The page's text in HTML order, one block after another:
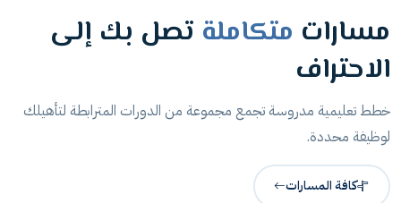
مساراتمتكاملةتصل بك إلى
الاحتراف
خطط تعليمية مدروسة تجمع مجموعة من الدورات المترابطة لتأهيلك
لوظيفة محددة.
كافة المسارات